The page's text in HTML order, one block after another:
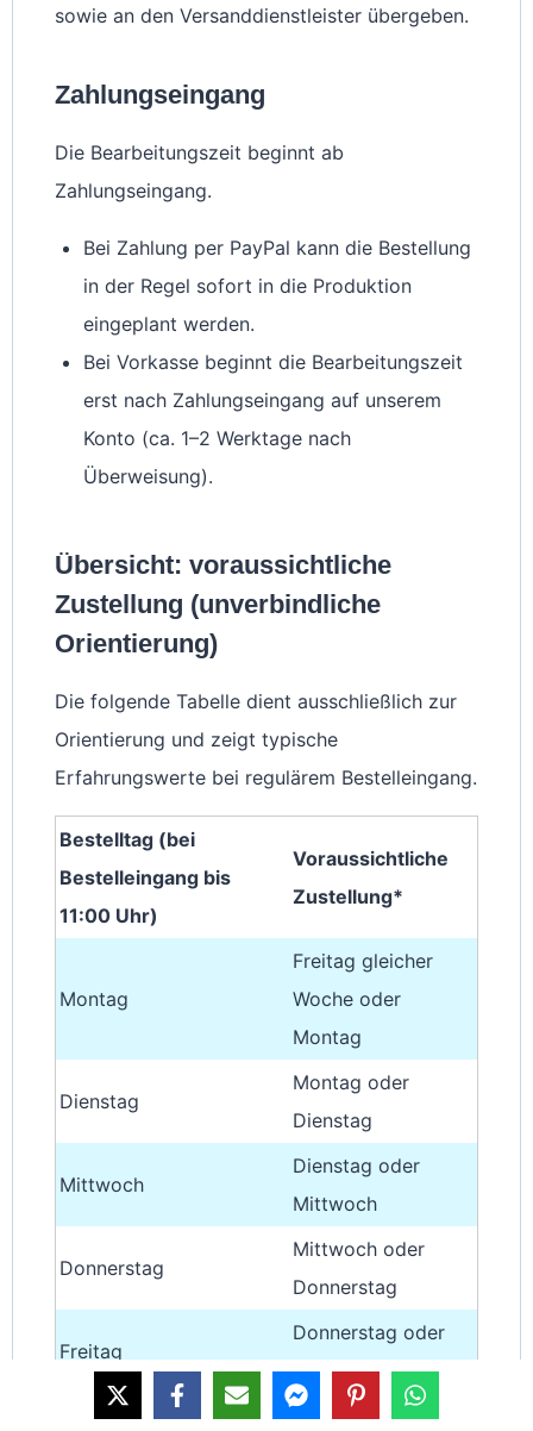
sowie an den Versanddienstleister übergeben.
Zahlungseingang
Die Bearbeitungszeit beginnt ab
Zahlungseingang.
Bei Zahlung per PayPal kann die Bestellung
in der Regel sofort in die Produktion
eingeplant werden.
Bei Vorkasse beginnt die Bearbeitungszeit
erst nach Zahlungseingang auf unserem
Konto (ca. 1–2 Werktage nach
Überweisung).
Übersicht: voraussichtliche
Zustellung (unverbindliche
Orientierung)
Die folgende Tabelle dient ausschließlich zur
Orientierung und zeigt typische
Erfahrungswerte bei regulärem Bestelleingang.
Bestelltag (bei
Bestelleingang bis
11:00 Uhr)
Voraussichtliche
Zustellung*
Montag
Freitag gleicher
Woche oder
Montag
Dienstag
Montag oder
Dienstag
Mittwoch
Dienstag oder
Mittwoch
Donnerstag
Mittwoch oder
Donnerstag
Freitag
Donnerstag oder
Freitag
Freitag oder